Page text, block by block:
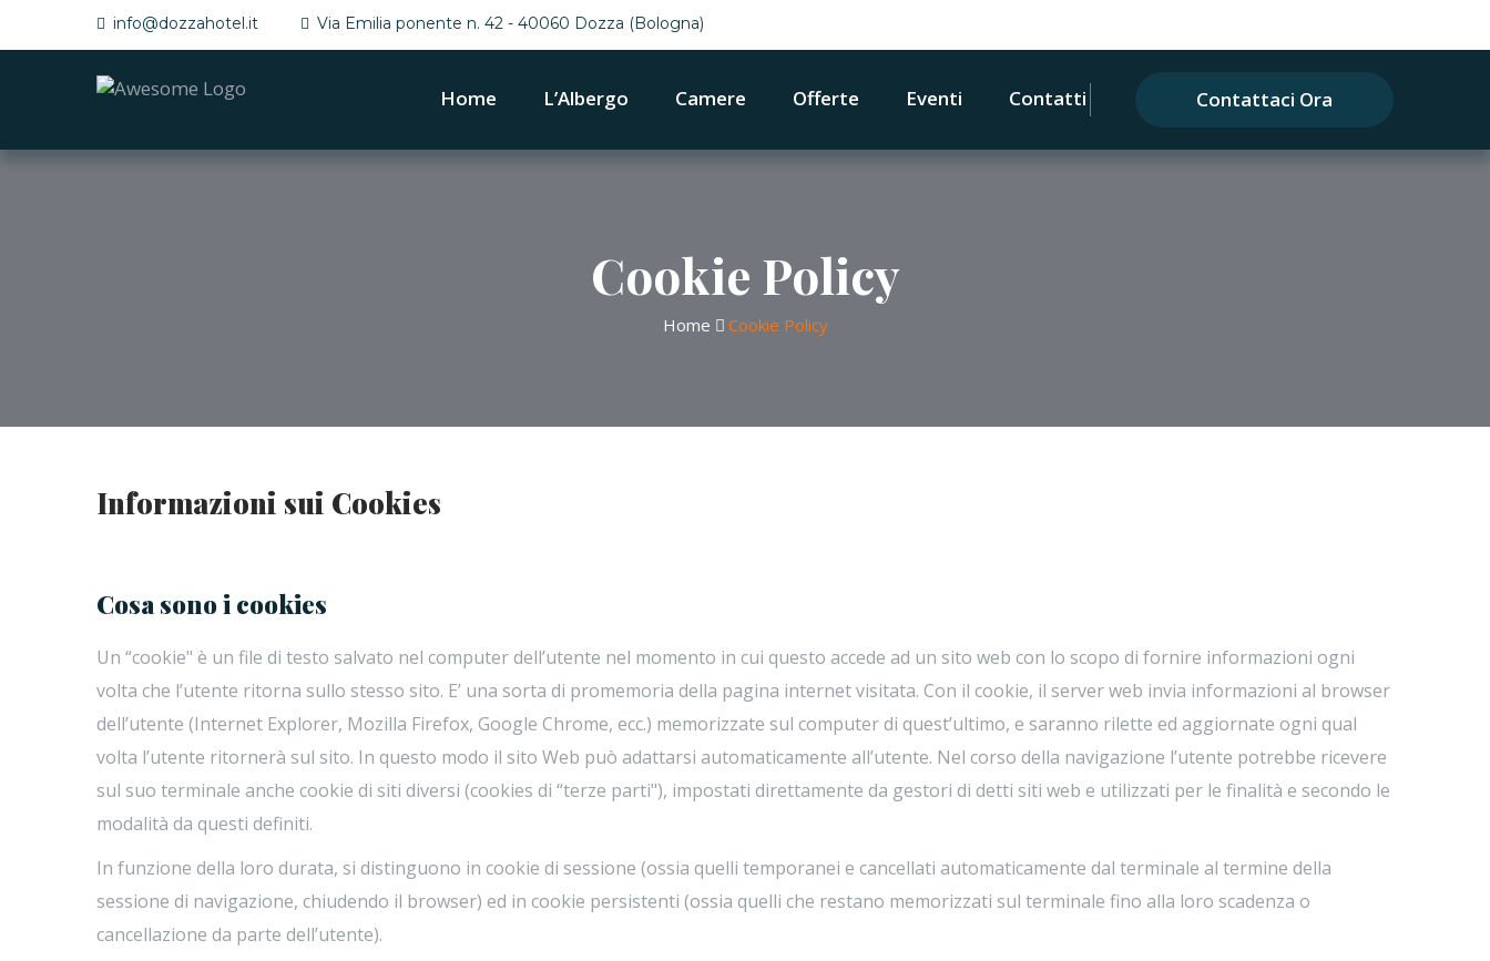
info@dozzahotel.it Via Emilia ponente n. 42 - 40060 Dozza (Bologna)
Home L’Albergo Camere Offerte Eventi Contatti Contattaci Ora
Cookie Policy
Home Cookie Policy
Informazioni sui Cookies
Cosa sono i cookies
Un “cookie" è un file di testo salvato nel computer dell’utente nel momento in cui questo accede ad un sito web con lo scopo di fornire informazioni ogni
volta che l’utente ritorna sullo stesso sito. E’ una sorta di promemoria della pagina internet visitata. Con il cookie, il server web invia informazioni al browser
dell’utente (Internet Explorer, Mozilla Firefox, Google Chrome, ecc.) memorizzate sul computer di quest’ultimo, e saranno rilette ed aggiornate ogni qual
volta l’utente ritornerà sul sito. In questo modo il sito Web può adattarsi automaticamente all’utente. Nel corso della navigazione l’utente potrebbe ricevere
sul suo terminale anche cookie di siti diversi (cookies di “terze parti"), impostati direttamente da gestori di detti siti web e utilizzati per le finalità e secondo le
modalità da questi definiti.
In funzione della loro durata, si distinguono in cookie di sessione (ossia quelli temporanei e cancellati automaticamente dal terminale al termine della
sessione di navigazione, chiudendo il browser) ed in cookie persistenti (ossia quelli che restano memorizzati sul terminale fino alla loro scadenza o
cancellazione da parte dell’utente).